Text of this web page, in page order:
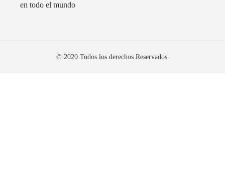
en todo el mundo
© 2020 Todos los derechos Reservados.